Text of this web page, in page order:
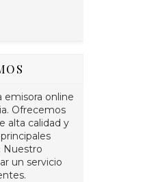
emisora online
Ofrecemos
alta calidad y
Nuestro
un servicio